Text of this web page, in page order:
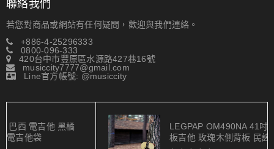
聯絡我們
若您對商品或網站有任何疑問，歡迎與我們連絡。
+886-4-25296333
0800-096-333
420台中市豐原區水源路427巷16號
musiccity7777@gmail.com
Line官方帳號: @musiccity
LEGPAP OM490NA 41吋 OM桶 雲杉木 全單
板吉他 玫瑰木側背板 民謠吉他